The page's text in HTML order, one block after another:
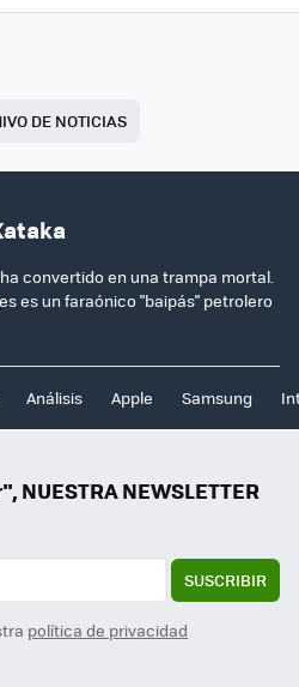
DE NOTICIAS
convertido en una trampa mortal.
es un faraónico "baipás" petrolero
Análisis Apple Samsung
NEWSLETTER
SUSCRIBIR
política de privacidad